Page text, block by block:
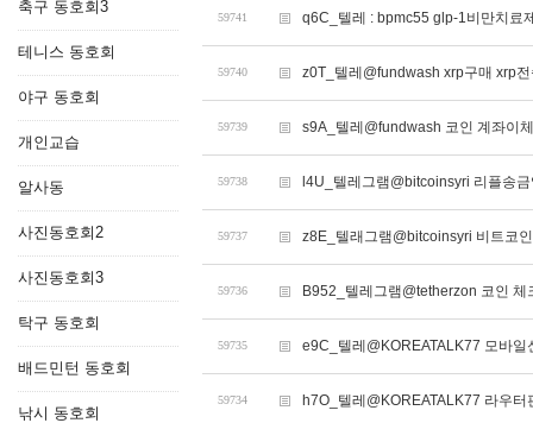
축구 동호회3
테니스 동호회
야구 동호회
개인교습
알사동
사진동호회2
사진동호회3
탁구 동호회
배드민턴 동호회
낚시 동호회
59741 q6C_텔레 : bpmc55 glp-1비만치료
59740 z0T_텔레@fundwash xrp구매 xrp
59739 s9A_텔레@fundwash 코인 계좌이
59738 l4U_텔레그램@bitcoinsyri 리플송
59737 z8E_텔래그램@bitcoinsyri 비트코
59736 B952_텔레그램@tetherzon 코인
59735 e9C_텔레@KOREATALK77 모바일
59734 h7O_텔레@KOREATALK77 라우터